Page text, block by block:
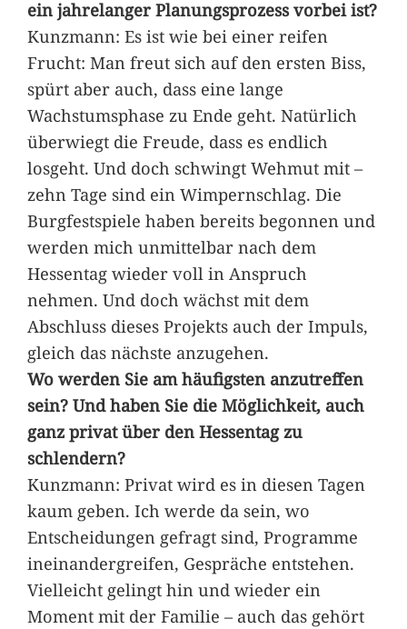
ein jahrelanger Planungsprozess vorbei ist?
Kunzmann: Es ist wie bei einer reifen
Frucht: Man freut sich auf den ersten Biss,
spürt aber auch, dass eine lange
Wachstumsphase zu Ende geht. Natürlich
überwiegt die Freude, dass es endlich
losgeht. Und doch schwingt Wehmut mit –
zehn Tage sind ein Wimpernschlag. Die
Burgfestspiele haben bereits begonnen und
werden mich unmittelbar nach dem
Hessentag wieder voll in Anspruch
nehmen. Und doch wächst mit dem
Abschluss dieses Projekts auch der Impuls,
gleich das nächste anzugehen.
Wo werden Sie am häufigsten anzutreffen
sein? Und haben Sie die Möglichkeit, auch
ganz privat über den Hessentag zu
schlendern?
Kunzmann: Privat wird es in diesen Tagen
kaum geben. Ich werde da sein, wo
Entscheidungen gefragt sind, Programme
ineinandergreifen, Gespräche entstehen.
Vielleicht gelingt hin und wieder ein
Moment mit der Familie – auch das gehört